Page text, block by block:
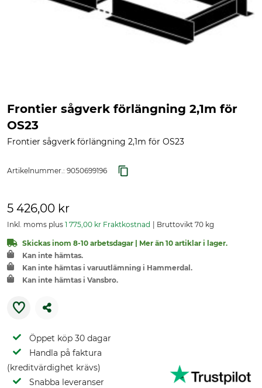
Frontier sågverk förlängning 2,1m för
OS23
Frontier sågverk förlängning 2,1m för OS23
Artikelnummer.: 9050699196
5 426,00 kr
Inkl. moms plus 1 775,00 kr Fraktkostnad Bruttovikt 70 kg
Skickas inom 8-10 arbetsdagar | Mer än 10 artiklar i lager.
Kan inte hämtas.
Kan inte hämtas i varuutlämning i Hammerdal.
Kan inte hämtas i Vansbro.
Öppet köp 30 dagar
Handla på faktura
(kreditvärdighet krävs)
Snabba leveranser